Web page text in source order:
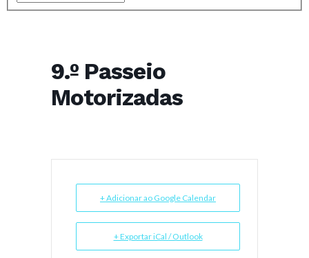
9.º Passeio
Motorizadas
+ Adicionar ao Google Calendar
+ Exportar iCal / Outlook